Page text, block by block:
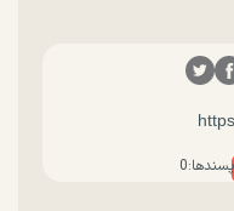
پسندها:0